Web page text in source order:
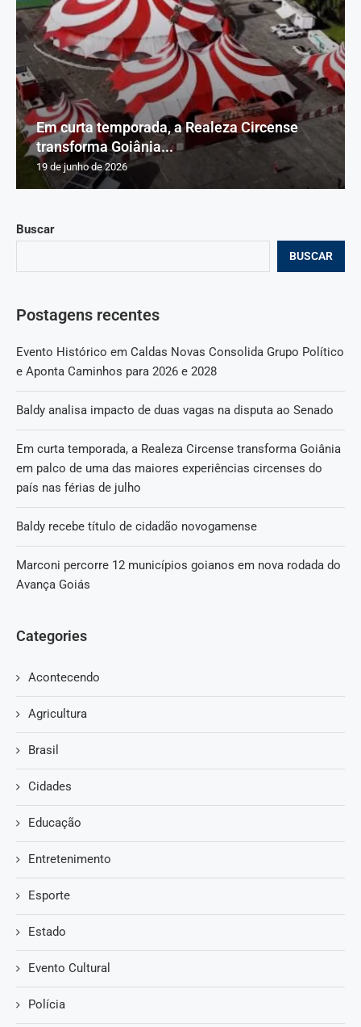
Buscar
BUSCAR
Postagens recentes
Evento Histórico em Caldas Novas Consolida Grupo Político
e Aponta Caminhos para 2026 e 2028
Baldy analisa impacto de duas vagas na disputa ao Senado
Em curta temporada, a Realeza Circense transforma Goiânia
em palco de uma das maiores experiências circenses do
país nas férias de julho
Baldy recebe título de cidadão novogamense
Marconi percorre 12 municípios goianos em nova rodada do
Avança Goiás
Categories
Acontecendo
Agricultura
Brasil
Cidades
Educação
Entretenimento
Esporte
Estado
Evento Cultural
Polícia
Em curta temporada, a Realeza Circense
transforma Goiânia...
19 de junho de 2026